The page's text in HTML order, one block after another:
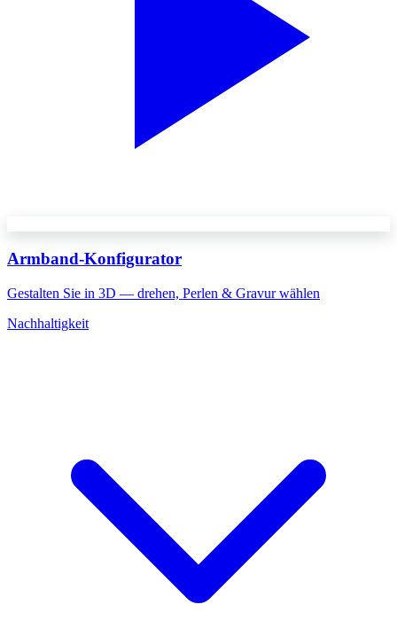
Armband-Konfigurator
Gestalten Sie in 3D — drehen, Perlen & Gravur wählen
Nachhaltigkeit